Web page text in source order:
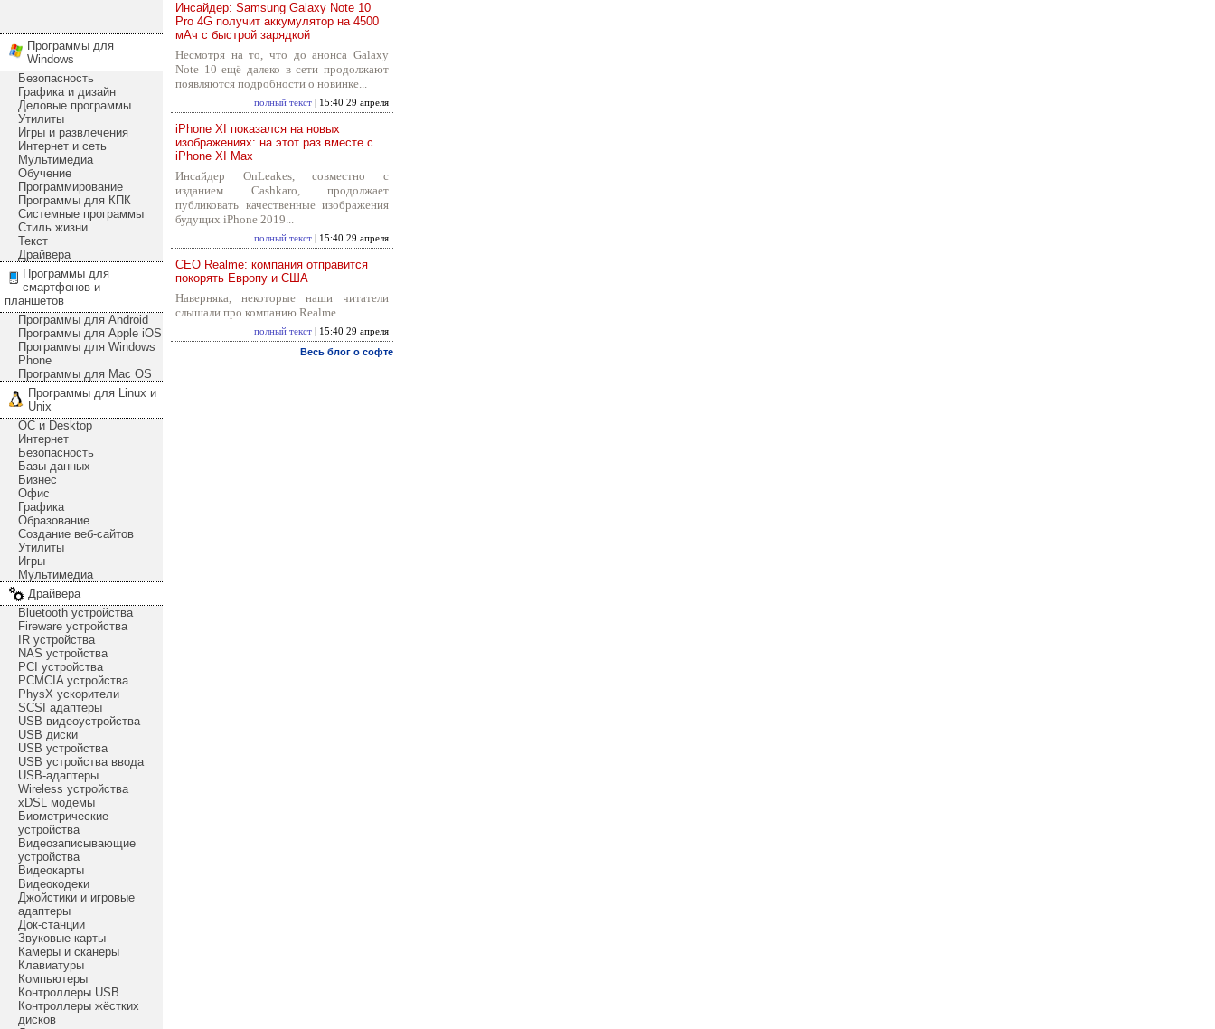
Программы для
Windows
Безопасность
Графика и дизайн
Деловые программы
Утилиты
Игры и развлечения
Интернет и сеть
Мультимедиа
Обучение
Программирование
Программы для КПК
Системные программы
Стиль жизни
Текст
Драйвера
Программы для
смартфонов и
планшетов
Программы для Android
Программы для Apple iOS
Программы для Windows
Phone
Программы для Mac OS
Программы для Linux и
Unix
ОС и Desktop
Интернет
Безопасность
Базы данных
Бизнес
Офис
Графика
Образование
Создание веб-сайтов
Утилиты
Игры
Мультимедиа
Драйвера
Bluetooth устройства
Fireware устройства
IR устройства
NAS устройства
PCI устройства
PCMCIA устройства
PhysX ускорители
SCSI адаптеры
USB видеоустройства
USB диски
USB устройства
USB устройства ввода
USB-адаптеры
Wireless устройства
xDSL модемы
Биометрические
устройства
Видеозаписывающие
устройства
Видеокарты
Видеокодеки
Джойстики и игровые
адаптеры
Док-станции
Звуковые карты
Камеры и сканеры
Клавиатуры
Компьютеры
Контроллеры USB
Контроллеры жёстких
дисков
Инсайдер: Samsung Galaxy Note 10
Pro 4G получит аккумулятор на 4500
мАч с быстрой зарядкой
Несмотря на то, что до анонса Galaxy
Note 10 ещё далеко в сети продолжают
появляются подробности о новинке...
полный текст | 15:40 29 апреля
iPhone XI показался на новых
изображениях: на этот раз вместе с
iPhone XI Max
Инсайдер OnLeakes, совместно с
изданием Cashkaro, продолжает
публиковать качественные изображения
будущих iPhone 2019...
полный текст | 15:40 29 апреля
CEO Realme: компания отправится
покорять Европу и США
Наверняка, некоторые наши читатели
слышали про компанию Realme...
полный текст | 15:40 29 апреля
Весь блог о софте